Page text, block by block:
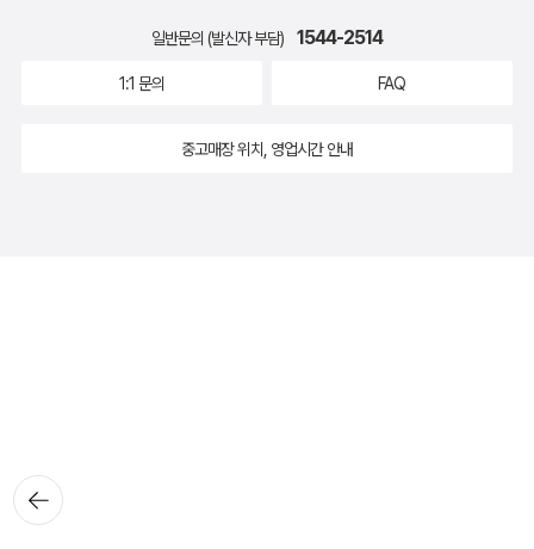
뒤로가
기
일반문의 (발신자 부담) 1544-2514
1:1 문의 FAQ
중고매장 위치, 영업시간 안내